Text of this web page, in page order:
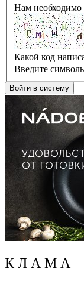
Нам необходимо
Какой код
Введите
К Л А М А